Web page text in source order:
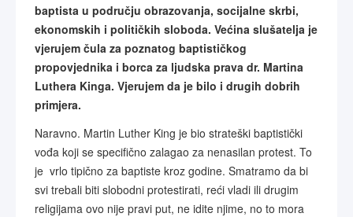
baptista u području obrazovanja, socijalne skrbi,
ekonomskih i političkih sloboda. Većina slušatelja je
vjerujem čula za poznatog baptističkog
propovjednika i borca za ljudska prava dr. Martina
Luthera Kinga. Vjerujem da je bilo i drugih dobrih
primjera.
Naravno. Martin Luther King je bio strateški baptistički
vođa koji se specifično zalagao za nenasilan protest. To
je vrlo tipično za baptiste kroz godine. Smatramo da bi
svi trebali biti slobodni protestirati, reći vladi ili drugim
religijama ovo nije pravi put, ne idite njime, no to mora